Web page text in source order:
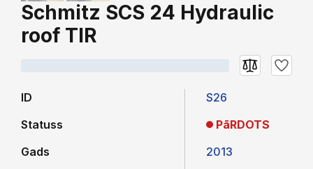
Schmitz SCS 24 Hydraulic
roof TIR
ID
Statuss
Gads
S26
PāRDOTS
2013